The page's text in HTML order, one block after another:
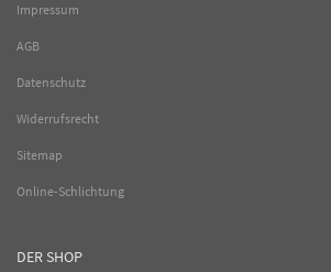
Impressum
AGB
Datenschutz
Widerrufsrecht
Sitemap
Online-Schlichtung
DER SHOP